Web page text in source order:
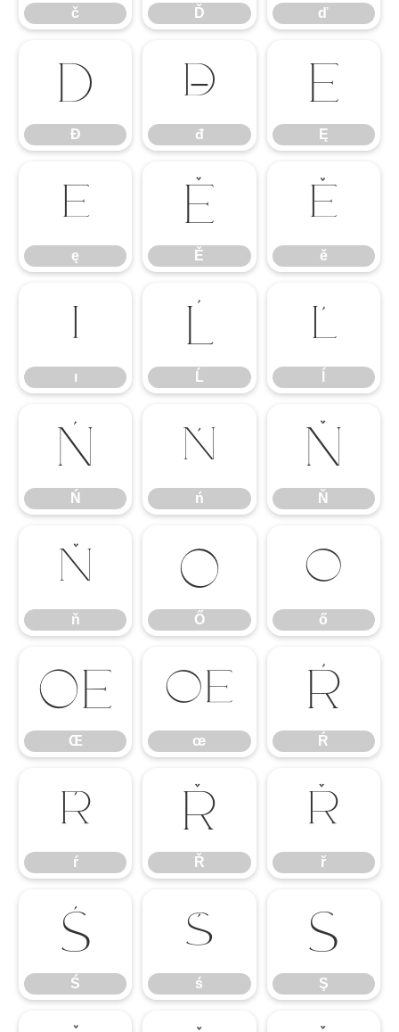
č Ď ď
Đ
Đ
đ
đ
Ę
Ę
ę
ę
Ě
Ě
ě
ě
ı
ı
Ĺ
Ĺ
ĺ
Ń
Ń
ń
ń
Ň
Ň
ň
ň
Ő
Ő
ő
ő
Œ
Œ
œ
œ
Ŕ
Ŕ
ŕ
ŕ
Ř
Ř
ř
ř
Ś
Ś
ś
ś
Ş
Ş